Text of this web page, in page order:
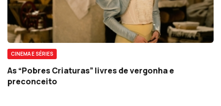
CINEMA E SÉRIES
As “Pobres Criaturas” livres de vergonha e
preconceito